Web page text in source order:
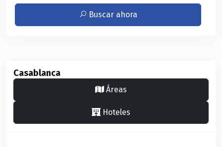
Buscar ahora
Casablanca
Áreas
Hoteles